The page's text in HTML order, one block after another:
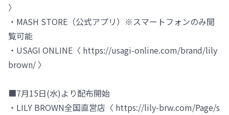
〉
・MASH STORE（公式アプリ）※スマートフォンのみ閲
覧可能
・USAGI ONLINE〈 https://usagi-online.com/brand/lily
brown/ 〉
■7月15日(水)より配布開始
・LILY BROWN全国直営店〈 https://lily-brw.com/Page/s